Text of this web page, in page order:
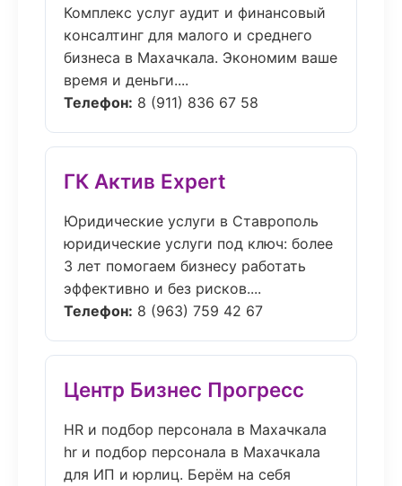
Комплекс услуг аудит и финансовый
консалтинг для малого и среднего
бизнеса в Махачкала. Экономим ваше
время и деньги....
Телефон: 8 (911) 836 67 58
ГК Актив Expert
Юридические услуги в Ставрополь
юридические услуги под ключ: более
3 лет помогаем бизнесу работать
эффективно и без рисков....
Телефон: 8 (963) 759 42 67
Центр Бизнес Прогресс
HR и подбор персонала в Махачкала
hr и подбор персонала в Махачкала
для ИП и юрлиц. Берём на себя